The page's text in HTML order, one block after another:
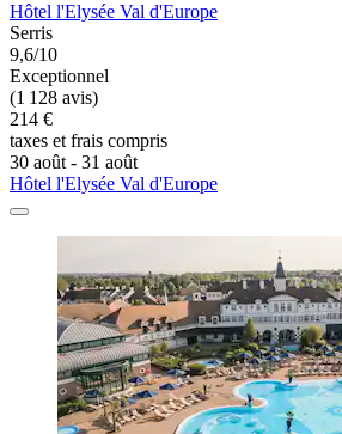
Hôtel l'Elysée Val d'Europe
Serris
9,6/10
Exceptionnel
(1 128 avis)
214 €
taxes et frais compris
30 août - 31 août
Hôtel l'Elysée Val d'Europe